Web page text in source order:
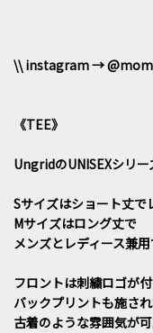
\\ instagram →
《TEE》
UngridのUNISEXシリー
Sサイズはショート丈で
Mサイズはロング丈で
メンズとレディース兼用
フロントは刺繍ロゴが
バックプリントも施さ
古着のような雰囲気が